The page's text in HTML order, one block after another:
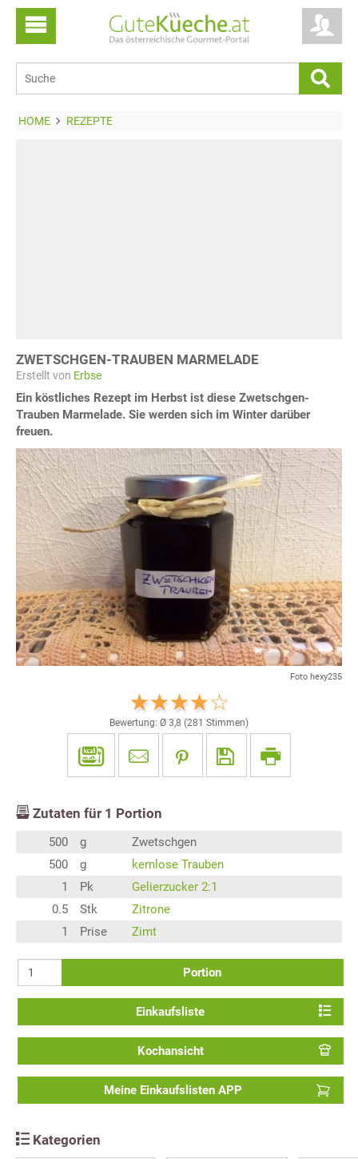
HOME REZEPTE
ZWETSCHGEN-TRAUBEN MARMELADE
Erstellt von Erbse
Ein köstliches Rezept im Herbst ist diese Zwetschgen-
Trauben Marmelade. Sie werden sich im Winter darüber
freuen.
Foto hexy235
Bewertung: Ø 3,8 (281 Stimmen)
Zutaten für 1 Portion
500 g
Zwetschgen
500
g
kernlose Trauben
1
Pk
Gelierzucker 2:1
0.5
Stk
Zitrone
1
Prise Zimt
Portion
Einkaufsliste
Kochansicht
Meine Einkaufslisten APP
Kategorien